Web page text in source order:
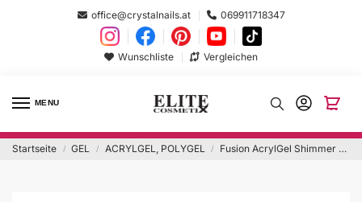
office@crystalnails.at 069911718347
Wunschliste Vergleichen
MENU
Startseite / GEL / ACRYLGEL, POLYGEL / Fusion AcrylGel Shimmer Latte 30g